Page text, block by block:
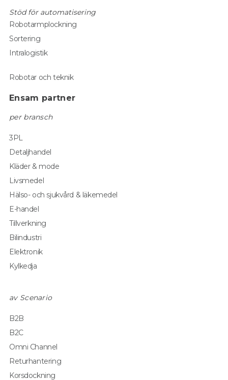
Stöd för automatisering
Robotarmplockning
Sortering
Intralogistik
Robotar och teknik
Ensam partner
per bransch
3PL
Detaljhandel
Kläder & mode
Livsmedel
Hälso- och sjukvård & läkemedel
E-handel
Tillverkning
Bilindustri
Elektronik
Kylkedja
av Scenario
B2B
B2C
Omni Channel
Returhantering
Korsdockning